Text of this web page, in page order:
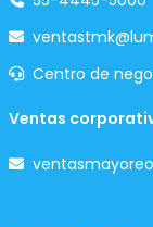
Centro de
Ventas